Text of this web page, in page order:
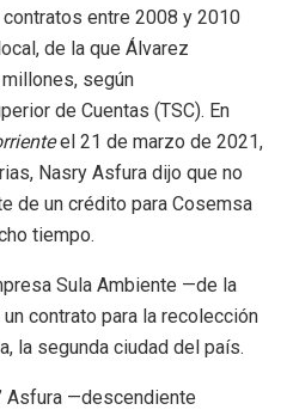
entre 2008 y 2010
de la que Álvarez
según
de Cuentas (TSC). En
el 21 de marzo de 2021,
Nasry Asfura dijo que no
de un crédito para Cosemsa
tiempo.
Sula Ambiente —de la
contrato para la recolección
la segunda ciudad del país.
Asfura —descendiente